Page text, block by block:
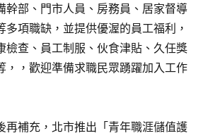
部、門市人員、房務員、居家督導
多項職缺，並提供優渥的員工福利，
檢查、員工制服、伙食津貼、久任獎
，，歡迎準備求職民眾踴躍加入工作
補充，北市推出「青年職涯儲值護